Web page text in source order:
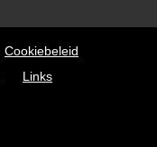
Cookiebeleid
Links